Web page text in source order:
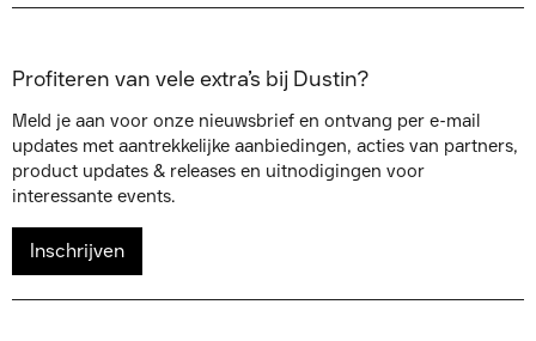
Profiteren van vele extra’s bij Dustin?
Meld je aan voor onze nieuwsbrief en ontvang per e-mail
updates met aantrekkelijke aanbiedingen, acties van partners,
product updates & releases en uitnodigingen voor
interessante events.
Inschrijven